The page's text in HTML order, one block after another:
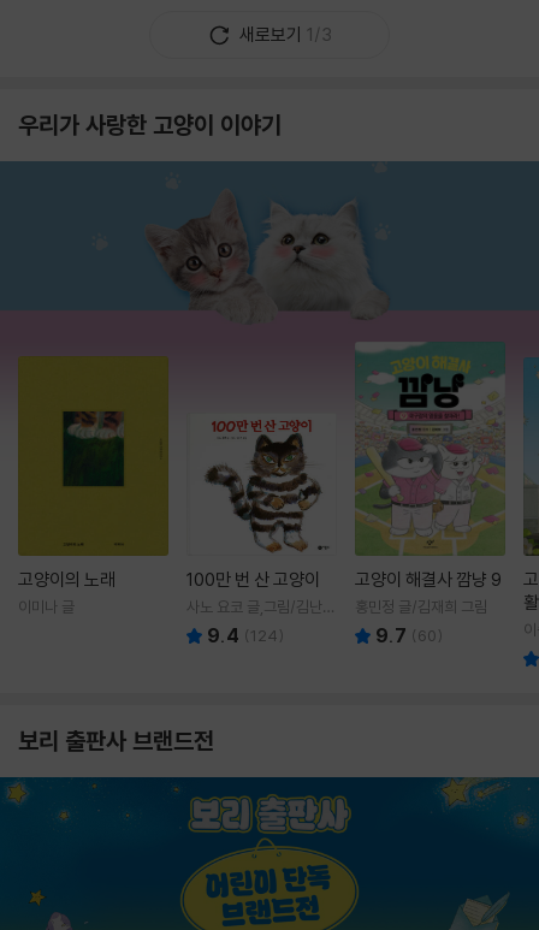
새로보기 1/3
우리가 사랑한 고양이 이야기
고양이의 노래
이미나 글
100만 번 산 고양이
사노 요코 글,그림/김난주
역 9.4 (124)
고양이 해결사 깜냥 9
홍민정 글/김재희 그림
9.7 (60)
보리 출판사 브랜드전